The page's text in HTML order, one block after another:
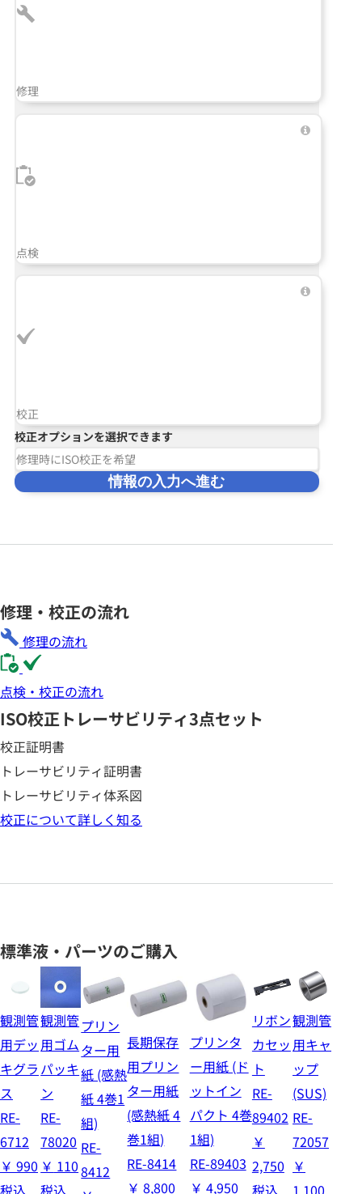
修理
点検
校正
校正オプションを選択できます
修理時にISO校正を希望
情報の入力へ進む
修理・校正の流れ
修理の流れ
点検・校正の流れ
ISO校正 トレーサビリティ3点セット
校正証明書
トレーサビリティ証明書
トレーサビリティ体系図
校正について詳しく知る
標準液・パーツのご購入
観測管
用デッ
キグラ
ス
RE-
6712
￥ 990
税込
観測管
用ゴム
パッキ
ン
RE-
78020
￥ 110
税込
プリン
ター用
紙 (感熱
紙 4巻1
組)
RE-
8412
長期保存
用プリン
ター用紙
(感熱紙 4
巻1組)
RE-8414
￥ 8,800
プリンタ
ー用紙 (ド
ットイン
パクト 4巻
1組)
RE-89403
￥ 4,950
リボン
カセッ
ト
RE-
89402
￥
2,750
税込
観測管
用キャ
ップ
(SUS)
RE-
72057
￥
1,100